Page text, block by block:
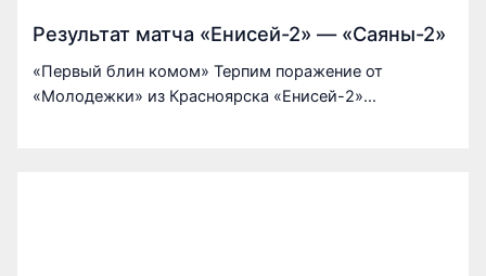
Результат матча «Енисей-2» — «Саяны-2»
«Первый блин комом» Терпим поражение от
«Молодежки» из Красноярска «Енисей-2»…